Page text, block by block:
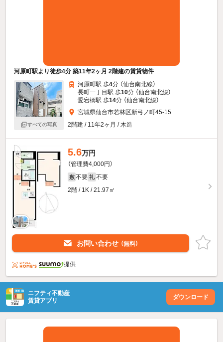
河原町駅より徒歩4分 築11年2ヶ月 2階建の賃貸物件
すべての写真
河原町駅 歩4分 （仙台南北線）
長町一丁目駅 歩10分 （仙台南北線）
愛宕橋駅 歩14分 （仙台南北線）
宮城県仙台市若林区新弓ノ町45-15
2階建 / 11年2ヶ月 / 木造
5.6万円
（管理費4,000円）
敷 不要 礼 不要
2階 / 1K / 21.97㎡
お問い合わせ （無料）
提供
ニフティ不動産
賃貸アプリ
ダウンロード